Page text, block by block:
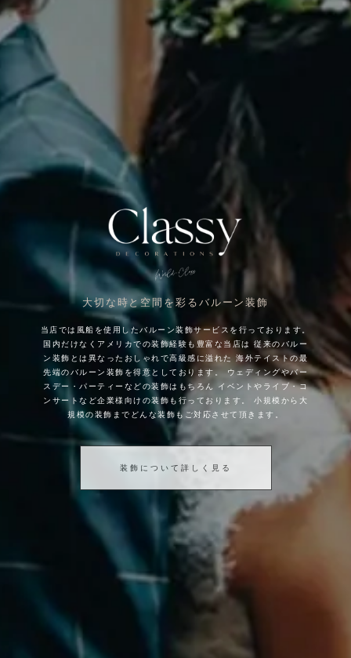
大切な時と空間を彩るバルーン装飾
当店では風船を使用したバルーン装飾サービスを行っております。
国内だけなくアメリカでの装飾経験も豊富な当店は
従来のバルー
ン装飾とは異なったおしゃれで高級感に溢れた
海外テイストの最
先端のバルーン装飾を得意としております。
ウェディングやバー
スデー・パーティーなどの装飾はもちろん
イベントやライブ・コ
ンサートなど企業様向けの装飾も行っております。
小規模から大
規模の装飾までどんな装飾もご対応させて頂きます。
装飾について詳しく見る